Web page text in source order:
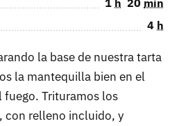
4 h
la base de nuestra tarta
la mantequilla bien en el
fuego. Trituramos los
con relleno incluido, y